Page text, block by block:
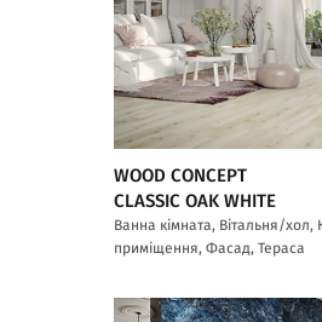
WOOD CONCEPT
CLASSIC OAK WHITE
Ванна кімната, Вітальня/хол,
приміщення, Фасад, Тераса